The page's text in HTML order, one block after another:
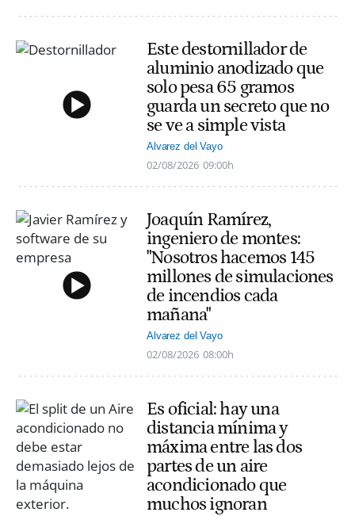
Este destornillador de
aluminio anodizado que
solo pesa 65 gramos
guarda un secreto que no
se ve a simple vista
Alvarez del Vayo
02/08/2026 09:00h
Joaquín Ramírez,
ingeniero de montes:
"Nosotros hacemos 145
millones de simulaciones
de incendios cada
mañana"
Alvarez del Vayo
02/08/2026 08:00h
Es oficial: hay una
distancia mínima y
máxima entre las dos
partes de un aire
acondicionado que
muchos ignoran